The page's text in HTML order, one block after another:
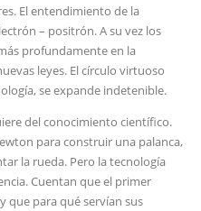
El entendimiento de la
– positrón. A su vez los
profundamente en la
leyes. El círculo virtuoso
se expande indetenible.
del conocimiento científico.
para construir una palanca,
la rueda. Pero la tecnología
Cuentan que el primer
que para qué servían sus